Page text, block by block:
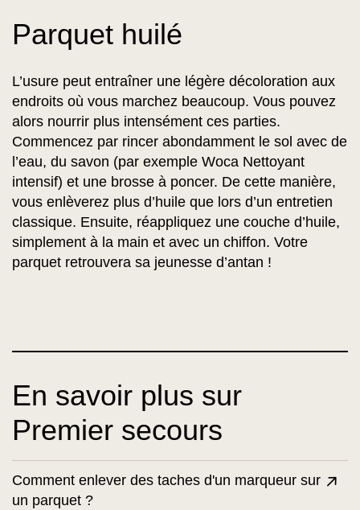
Parquet huilé
L’usure peut entraîner une légère décoloration aux
endroits où vous marchez beaucoup. Vous pouvez
alors nourrir plus intensément ces parties.
Commencez par rincer abondamment le sol avec de
l’eau, du savon (par exemple Woca Nettoyant
intensif) et une brosse à poncer. De cette manière,
vous enlèverez plus d’huile que lors d’un entretien
classique. Ensuite, réappliquez une couche d’huile,
simplement à la main et avec un chiffon. Votre
parquet retrouvera sa jeunesse d’antan !
En savoir plus sur
Premier secours
Comment enlever des taches d'un marqueur sur
un parquet ?